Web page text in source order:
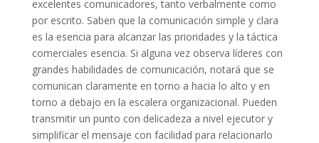
excelentes comunicadores, tanto verbalmente como
por escrito. Saben que la comunicación simple y clara
es la esencia para alcanzar las prioridades y la táctica
comerciales esencia. Si alguna vez observa líderes con
grandes habilidades de comunicación, notará que se
comunican claramente en torno a hacia lo alto y en
torno a debajo en la escalera organizacional. Pueden
transmitir un punto con delicadeza a nivel ejecutor y
simplificar el mensaje con facilidad para relacionarlo